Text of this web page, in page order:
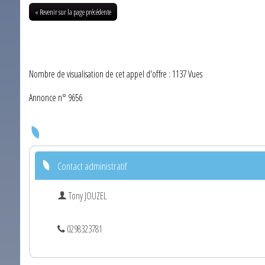
« Revenir sur la page précédente
Nombre de visualisation de cet appel d'offre : 1137 Vues
Annonce n° 9656
Contact administratif
Tony JOUZEL
0298323781